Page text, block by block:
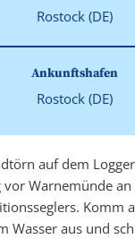
Rostock (DE)
Ankunftshafen
Rostock (DE)
auf dem Logger
Warnemünde
Komm
Wasser aus und